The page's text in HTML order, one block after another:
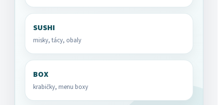
SUSHI
misky, tácy, obaly
BOX
krabičky, menu boxy